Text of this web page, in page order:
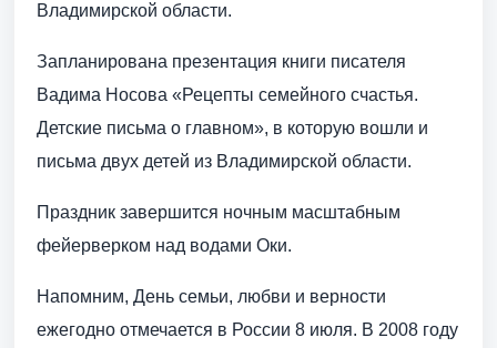
Владимирской области.
Запланирована презентация книги писателя
Вадима Носова «Рецепты семейного счастья.
Детские письма о главном», в которую вошли и
письма двух детей из Владимирской области.
Праздник завершится ночным масштабным
фейерверком над водами Оки.
Напомним, День семьи, любви и верности
ежегодно отмечается в России 8 июля. В 2008 году